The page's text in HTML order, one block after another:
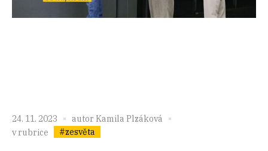
24. 11. 2023 autor Kamila Plzáková
v rubrice
#zesvěta